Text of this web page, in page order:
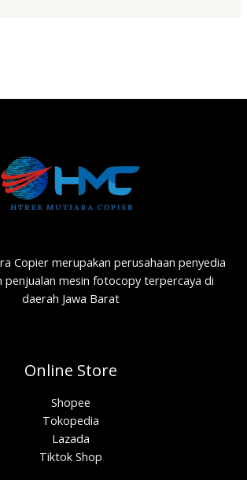
Copier merupakan perusahaan penyedia
penjualan mesin fotocopy terpercaya di
daerah Jawa Barat
Online Store
Shopee
Tokopedia
Lazada
Tiktok Shop